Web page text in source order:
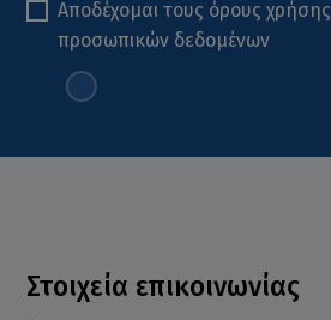
Αποδέχομαι τους όρους χρήσης
προσωπικών δεδομένων
Στοιχεία επικοινωνίας